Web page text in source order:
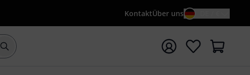
KontaktÜber uns
Suche mit Suchwort {searchTerm} starten